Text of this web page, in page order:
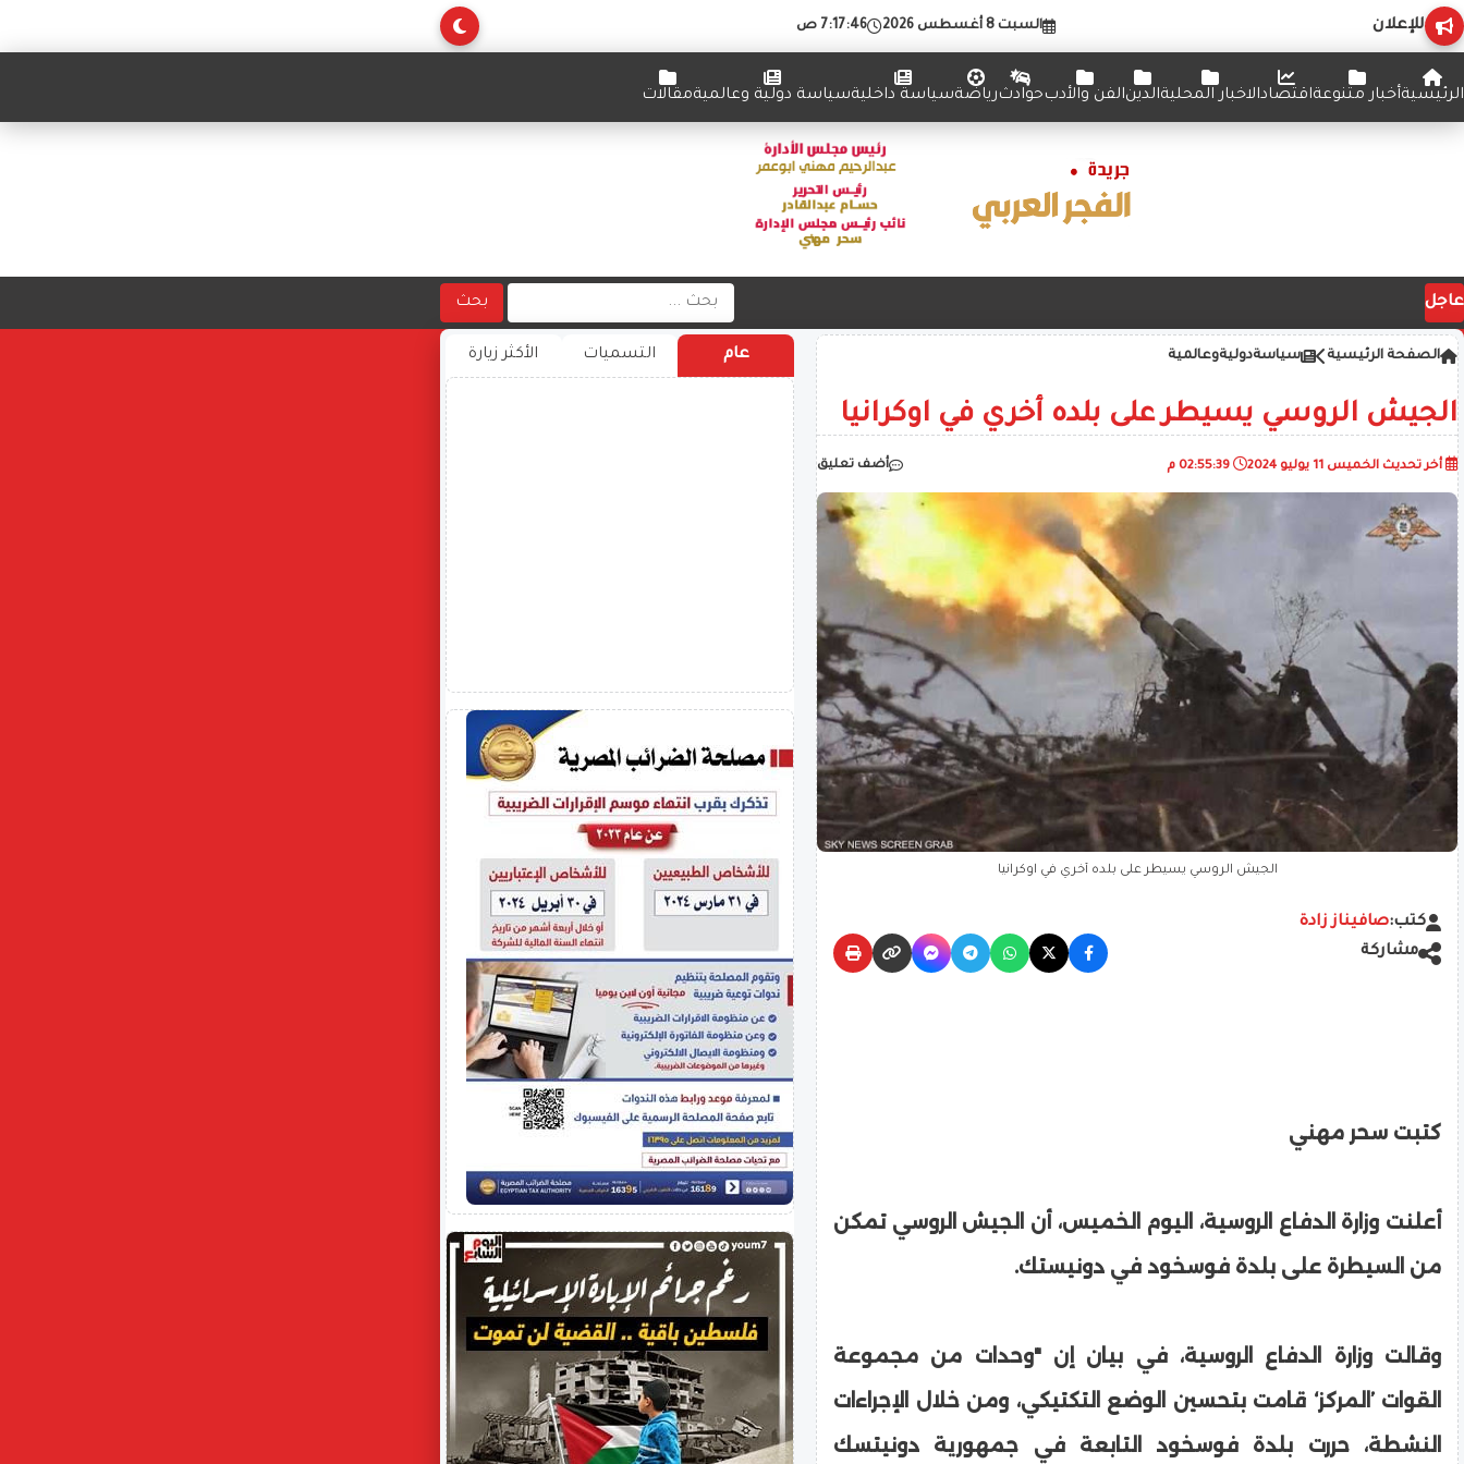
للإعلان السبت 8 أغسطس 2026 7:17:46 ص
الرئيسيةأخبار متنوعةاقتصادالاخبار المحليةالدينالفن والأدبحوادثرياضةسياسة داخليةسياسة دولية وعالميةمقالات
عاجل بحث
الصفحة الرئيسية سياسةدوليةوعالمية
الجيش الروسي يسيطر على بلده أخري في اوكرانيا
أخر تحديث الخميس 11 يوليو 2024 أضف تعليق
الجيش الروسي يسيطر على بلده أخري في اوكرانيا
كتب:صافيناز زادة
مشاركة
كتبت سحر مهني
أعلنت وزارة الدفاع الروسية، اليوم الخميس، أن الجيش الروسي تمكن
من السيطرة على بلدة فوسخود في دونيستك.
وقالت وزارة الدفاع الروسية، في بيان إن "وحدات من مجموعة
القوات ’المركز‘ قامت بتحسين الوضع التكتيكي، ومن خلال الإجراءات
النشطة، حررت بلدة فوسخود التابعة في جمهورية دونيتسك
عام التسميات الأكثر زيارة